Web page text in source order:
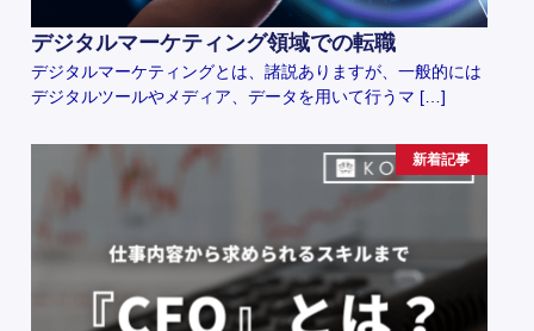
デジタルマーケティング領域での転職
デジタルマーケティングとは、諸説ありますが、一般的には
デジタルツールやメディア、データを用いて行うマ […]
新着記事